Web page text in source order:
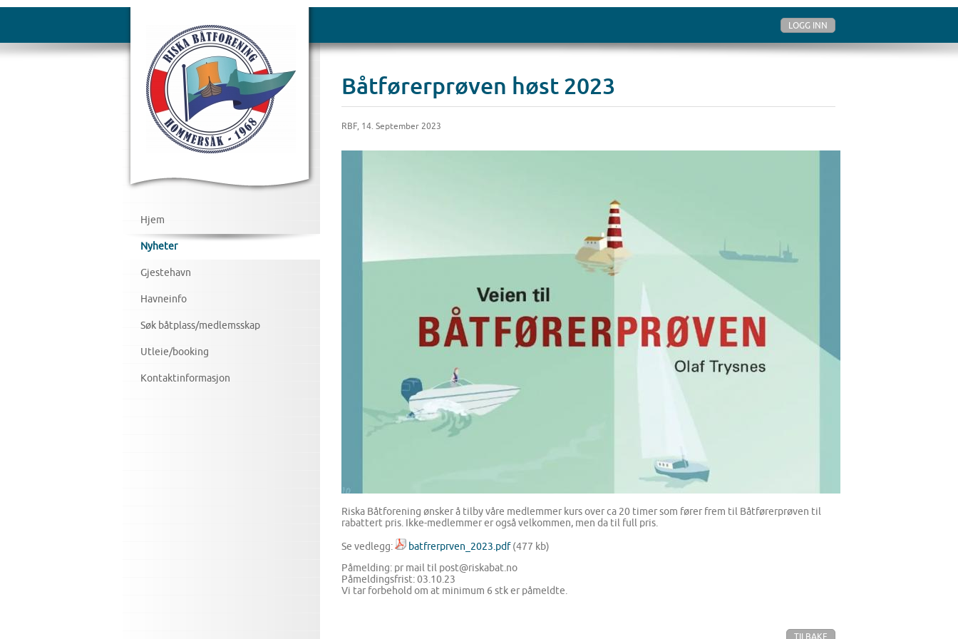
LOGG INN
Hjem
Nyheter
Gjestehavn
Havneinfo
Søk båtplass/medlemsskap
Utleie/booking
Kontaktinformasjon
Båtførerprøven høst 2023
RBF, 14. September 2023
Riska Båtforening ønsker å tilby våre medlemmer kurs over ca 20 timer som fører frem til Båtførerprøven til
rabattert pris. Ikke-medlemmer er også velkommen, men da til full pris.
Se vedlegg: batfrerprven_2023.pdf(477 kb)
Påmelding: pr mail til post@riskabat.no
Påmeldingsfrist: 03.10.23
Vi tar forbehold om at minimum 6 stk er påmeldte.
TILBAKE